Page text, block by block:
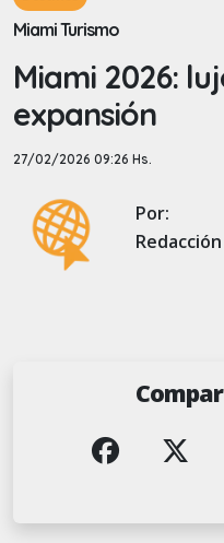
Miami Turismo
Miami 2026:
expansión
27/02/2026 09:26 Hs.
Por:
Redacción